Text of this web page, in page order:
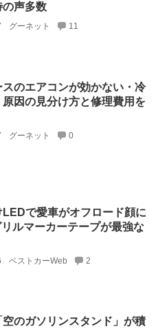
声多数
グーネット 11
のエアコンが効かない・冷
原因の見分け方と修理費用を
グーネット 0
LEDで愛車がオフロード顔に
ルマーカーテープが最強な
ベストカーWeb 2
空のガソリンスタンド」が積